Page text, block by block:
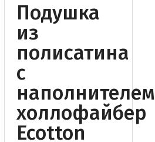
Подушка
из
полисатина
с
наполнителем
холлофайбер
Ecotton